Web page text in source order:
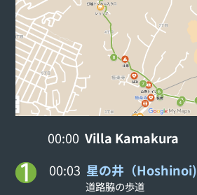
00:00Villa Kamakura
00:03 星の井（Hoshinoi)
道路脇の歩道